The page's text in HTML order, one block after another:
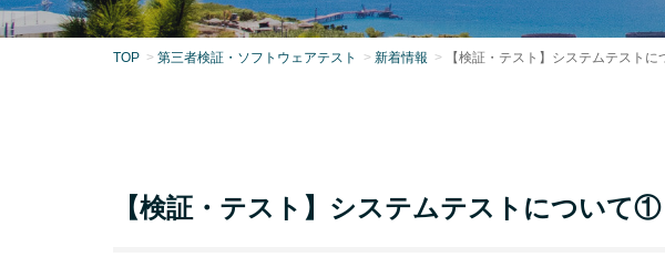
TOP 第三者検証・ソフトウェアテスト 新着情報 【検証・テスト】システムテスト
【検証・テスト】システムテストについて①